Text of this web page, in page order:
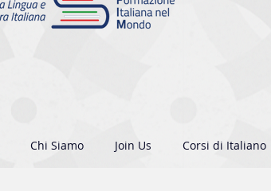
Chi Siamo Join Us Corsi di Italiano